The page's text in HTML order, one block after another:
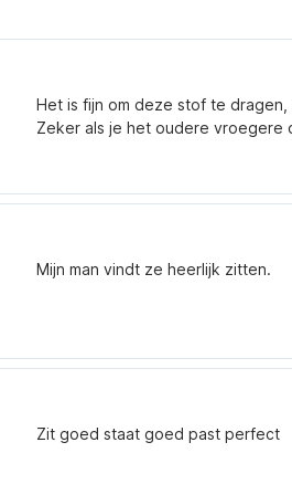
Het is fijn om deze stof te
Zeker als je het oudere vroegere
Mijn man vindt ze heerlijk zitten.
Zit goed staat goed past perfect